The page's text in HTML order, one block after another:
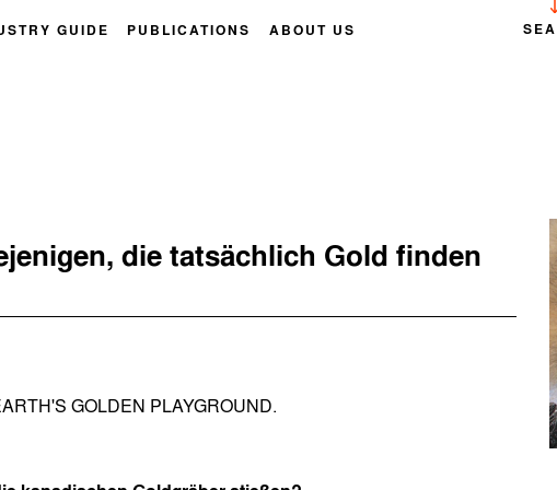
GUIDE PUBLICATIONS ABOUT US
die tatsächlich Gold finden
GOLDEN PLAYGROUND.